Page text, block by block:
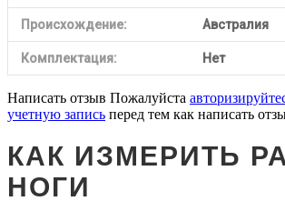
Происхождение: Австралия
Комплектация: Нет
Написать отзыв Пожалуйста
учетную запись перед тем как написать
КАК ИЗМЕРИТЬ
НОГИ